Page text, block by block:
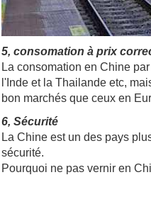
5, consomation à prix
La consomation en Chine
l'Inde et la Thailande etc,
bon marchés que ceux en
6, Sécurité
La Chine est un des pays
sécurité.
Pourquoi ne pas vernir en